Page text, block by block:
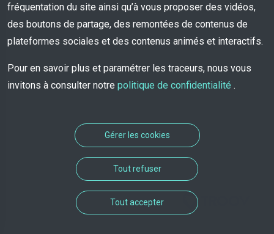
Solution de rendez-vous
développée par
fréquentation du site ainsi qu’à vous proposer des vidéos,
des boutons de partage, des remontées de contenus de
plateformes sociales et des contenus animés et interactifs.
Pour en savoir plus et paramétrer les traceurs, nous vous
invitons à consulter notre politique de confidentialité .
Gérer les cookies
Tout refuser
Tout accepter